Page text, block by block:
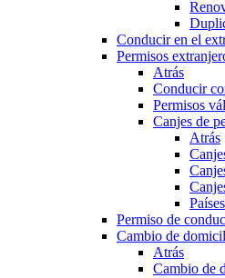
Conducir en el
Permisos
Atrás
Conducir
Permisos
Canjes de
Atrás
Permiso de
Cambio de
Atrás
Cambio de